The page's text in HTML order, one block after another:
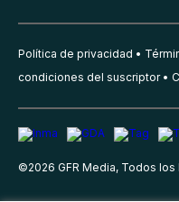
Política de privacidad
condiciones del suscriptor
©2026 GFR Media, Todos